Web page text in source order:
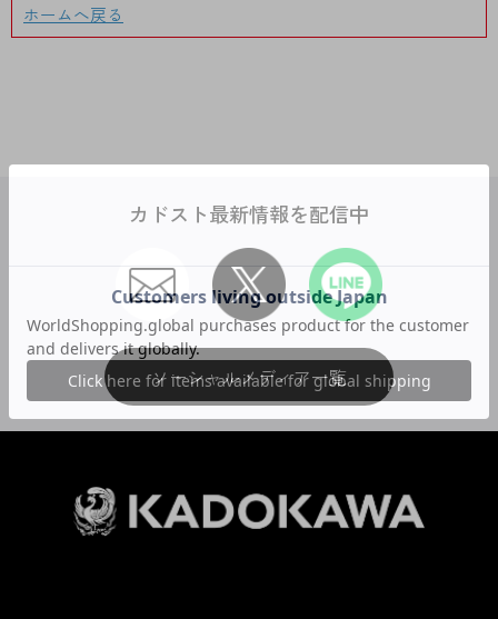
ホームへ戻る
カドスト最新情報を配信中
ソーシャルメディア一覧